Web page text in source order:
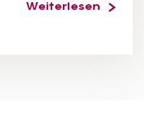
Weiterlesen